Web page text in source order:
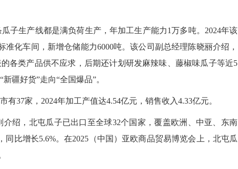
生产线都是满负荷生产，年加工生产能力1万多吨。2024年该
化车间，新增仓储能力6000吨。该公司副总经理陈晓丽介绍，
各类产品供不应求，后期还计划研发麻辣味、藤椒味瓜子等近5
疆好货”走向“全国爆品”。
家，2024年加工产值达4.54亿元，销售收入4.33亿元。
，北屯瓜子已出口至全球32个国家，覆盖欧洲、中亚、东南
同比增长5.6%。在2025（中国）亚欧商品贸易博览会上，北屯瓜